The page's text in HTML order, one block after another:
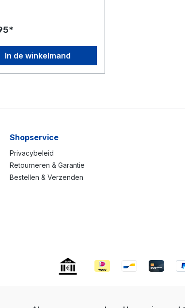
In de winkelmand
Shopservice
Privacybeleid
Retourneren & Garantie
Bestellen & Verzenden